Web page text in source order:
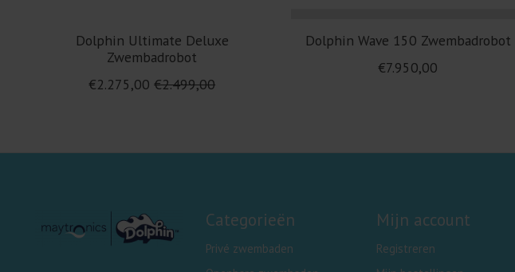
Dolphin Ultimate Deluxe
Zwembadrobot
€2.275,00 €2.499,00
Dolphin Wave 150 Zwembadrobot
€7.950,00
Categorieën
Privé zwembaden
Mijn account
Registreren